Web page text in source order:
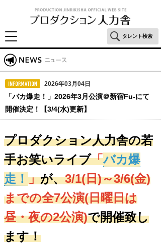
タレント検索
2026年03月04日
「バカ爆走！」2026年3月公演＠新宿Fu-にて
開催決定！【3/4(水)更新】
プロダクション人力舎の若
手お笑いライブ「バカ爆
走！ 」が、3/1(日)～3/6(金)
までの全7公演(日曜日は
昼・夜の2公演)で開催致し
ます！